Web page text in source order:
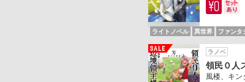
ライトノベル 異世界 ファンタ
ラノベ
領民０人
風楼、キン